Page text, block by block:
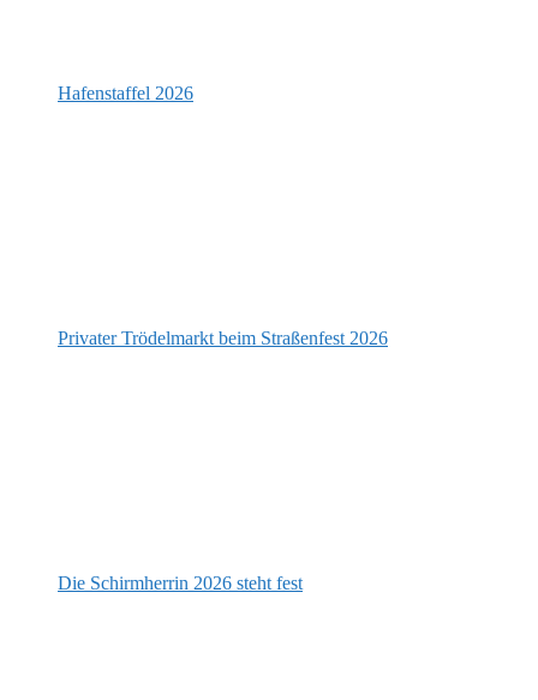
Hafenstaffel 2026
Privater Trödelmarkt beim Straßenfest 2026
Die Schirmherrin 2026 steht fest